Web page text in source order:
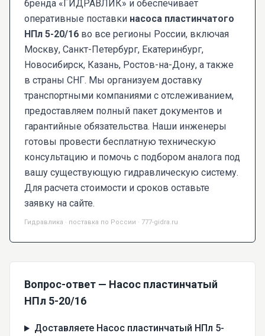
бренда «ГИДРАВЛИК» и обеспечивает
оперативные поставки насоса пластинчатого
НПл 5-20/16 во все регионы России, включая
Москву, Санкт-Петербург, Екатеринбург,
Новосибирск, Казань, Ростов-на-Дону, а также
в страны СНГ. Мы организуем доставку
транспортными компаниями с отслеживанием,
предоставляем полный пакет документов и
гарантийные обязательства. Наши инженеры
готовы провести бесплатную техническую
консультацию и помочь с подбором аналога под
вашу существующую гидравлическую систему.
Для расчета стоимости и сроков оставьте
заявку на сайте.
Гидравлика · поставка по России · 777-gidra.ru
Вопрос-ответ — Насос пластинчатый
НПл 5-20/16
Доставляете Насос пластинчатый НПл 5-